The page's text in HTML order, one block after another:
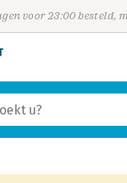
voor 23:00 besteld,